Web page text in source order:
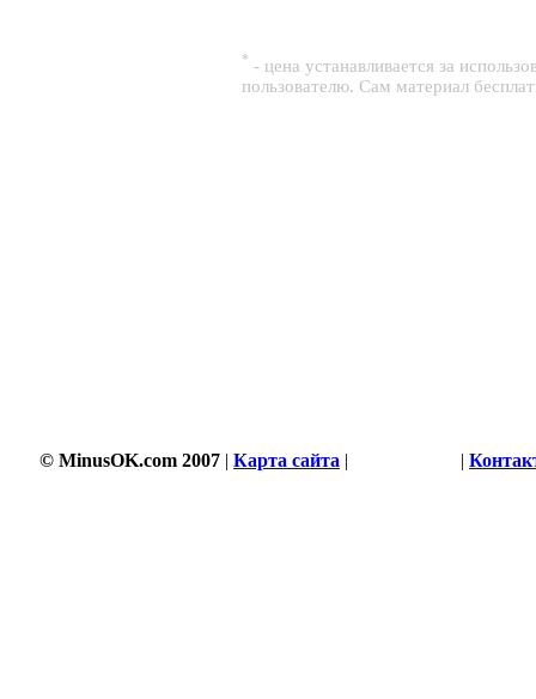
* - цена устанавливается за
пользователю. Сам материал
© MinusOK.com 2007 | Карта сайта | |